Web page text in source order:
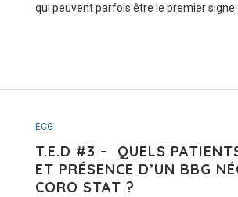
qui peuvent parfois être le premier signe
ECG
T.E.D #3 – QUELS
ET PRÉSENCE D’UN BBG
CORO STAT ?